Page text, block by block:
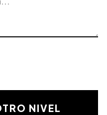
NIVEL